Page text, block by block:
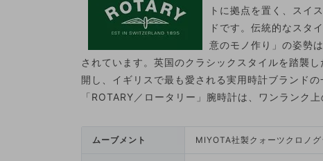
トに拠点を置く、スイ
ドです。伝統的なスタ
意のモノ作り」の姿勢
されています。英国のクラシックスタイルを踏襲
開し、イギリスで最も愛される実用時計ブランド
「ROTARY／ロータリー」腕時計は、ワンランク
ムーブメント MIYOTA社製クォーツクロノグ